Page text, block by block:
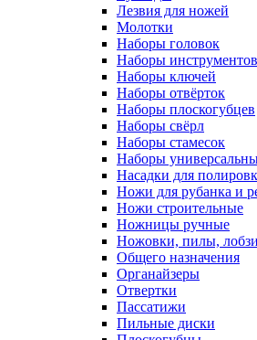
Лезвия для ножей
Молотки
Наборы головок
Наборы инструментов
Наборы ключей
Наборы отвёрток
Наборы плоскогубцев
Наборы свёрл
Наборы стамесок
Наборы
Насадки для
Ножи для рубанка и
Ножи строительные
Ножницы ручные
Ножовки, пилы,
Общего назначения
Органайзеры
Отвертки
Пассатижи
Пильные диски